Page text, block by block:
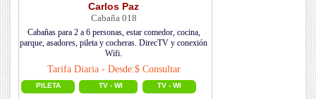
Carlos Paz
Cabaña 018
Cabañas para 2 a 6 personas, estar comedor, cocina,
parque, asadores, pileta y cocheras. DirecTV y conexión
Wifi.
Tarifa Diaria - Desde:$ Consultar
PILETA TV - WI TV - WI